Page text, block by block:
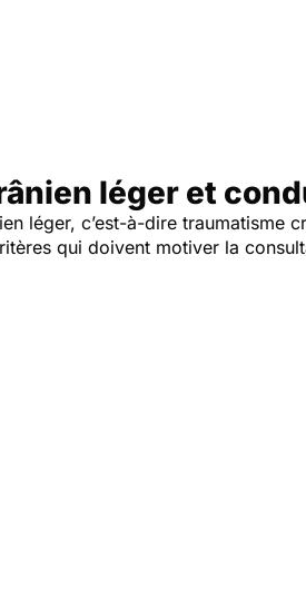
léger et
léger, c’est-à-dire
qui doivent motiver la